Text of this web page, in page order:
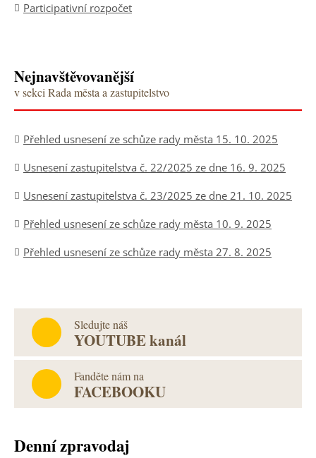
Participativní rozpočet
Nejnavštěvovanější
v sekci Rada města a zastupitelstvo
Přehled usnesení ze schůze rady města 15. 10. 2025
Usnesení zastupitelstva č. 22/2025 ze dne 16. 9. 2025
Usnesení zastupitelstva č. 23/2025 ze dne 21. 10. 2025
Přehled usnesení ze schůze rady města 10. 9. 2025
Přehled usnesení ze schůze rady města 27. 8. 2025
Sledujte náš
YOUTUBE kanál
Fanděte nám na
FACEBOOKU
Denní zpravodaj